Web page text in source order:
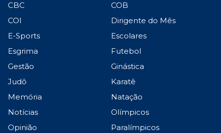
CBC
COB
COI
Dirigente do Mês
E-Sports
Escolares
Esgrima
Futebol
Gestão
Ginástica
Judô
Karatê
Memória
Natação
Notícias
Olímpicos
Opinião
Paralímpicos